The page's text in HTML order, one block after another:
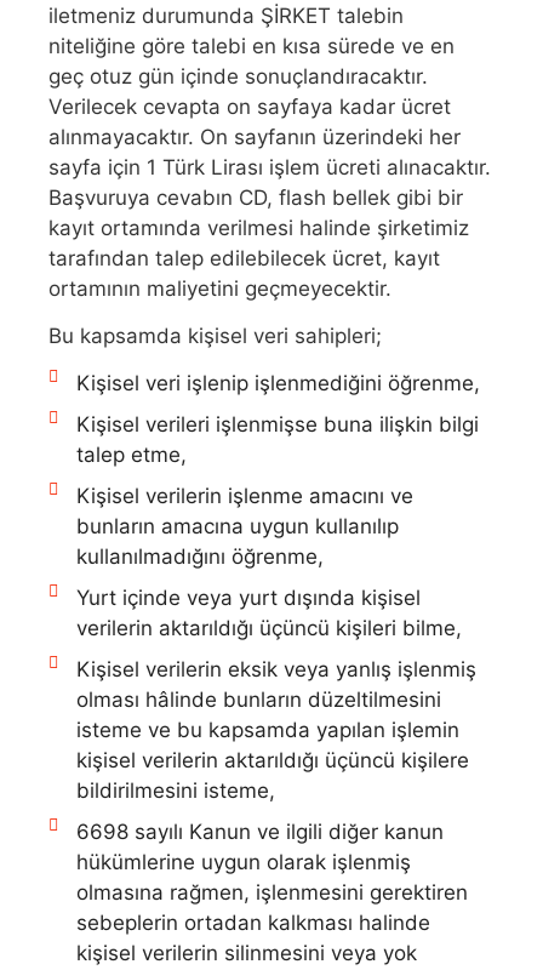
iletmeniz durumunda ŞİRKET talebin
niteliğine göre talebi en kısa sürede ve en
geç otuz gün içinde sonuçlandıracaktır.
Verilecek cevapta on sayfaya kadar ücret
alınmayacaktır. On sayfanın üzerindeki her
sayfa için 1 Türk Lirası işlem ücreti alınacaktır.
Başvuruya cevabın CD, flash bellek gibi bir
kayıt ortamında verilmesi halinde şirketimiz
tarafından talep edilebilecek ücret, kayıt
ortamının maliyetini geçmeyecektir.
Bu kapsamda kişisel veri sahipleri;
Kişisel veri işlenip işlenmediğini öğrenme,
Kişisel verileri işlenmişse buna ilişkin bilgi
talep etme,
Kişisel verilerin işlenme amacını ve
bunların amacına uygun kullanılıp
kullanılmadığını öğrenme,
Yurt içinde veya yurt dışında kişisel
verilerin aktarıldığı üçüncü kişileri bilme,
Kişisel verilerin eksik veya yanlış işlenmiş
olması hâlinde bunların düzeltilmesini
isteme ve bu kapsamda yapılan işlemin
kişisel verilerin aktarıldığı üçüncü kişilere
bildirilmesini isteme,
6698 sayılı Kanun ve ilgili diğer kanun
hükümlerine uygun olarak işlenmiş
olmasına rağmen, işlenmesini gerektiren
sebeplerin ortadan kalkması halinde
kişisel verilerin silinmesini veya yok